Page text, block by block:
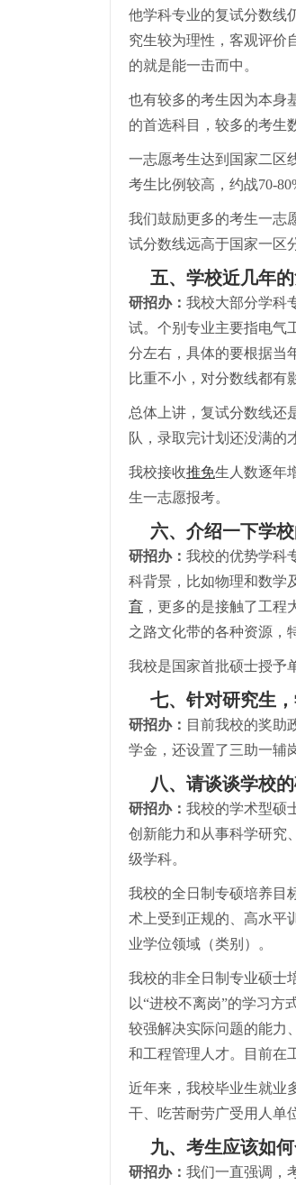
他学科专业的复试分数线
究生较为理性，客观评价
的就是能一击而中。
也有较多的考生因为本身
的首选科目，较多的考生
一志愿考生达到国家二区
考生比例较高，约战70-
我们鼓励更多的考生一志
试分数线远高于国家一区
五、学校近几年
研招办： 我校大部分学科
试。个别专业主要指电气
分左右，具体的要根据当
比重不小，对分数线都有
总体上讲，复试分数线还
队，录取完计划还没满的
我校接收推免生人数逐年
生一志愿报考。
六、介绍一下学
研招办： 我校的优势学科
科背景，比如物理和数学
育 ，更多的是接触了工
之路文化带的各种资源，
我校是国家首批硕士授予
七、针对研究生
研招办： 目前我校的奖助
学金，还设置了三助一辅
八、请谈谈学校
研招办： 我校的学术型硕
创新能力和从事科学研究
级学科。
我校的全日制专硕培养目
术上受到正规的、高水平
业学位领域（类别）。
我校的非全日制专业硕士
以“进校不离岗”的学习
较强解决实际问题的能力
和工程管理人才。目前在
近年来，我校毕业生就业
干、吃苦耐劳广受用人单
九、考生应该如
研招办： 我们一直强调，